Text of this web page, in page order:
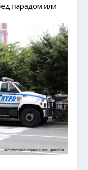
парадом или